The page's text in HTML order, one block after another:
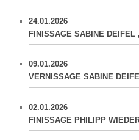
24.01.2026
FINISSAGE SABINE DEIFEL
09.01.2026
VERNISSAGE SABINE
02.01.2026
FINISSAGE PHILIPP